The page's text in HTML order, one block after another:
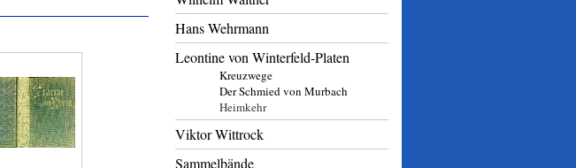
Hans Wehrmann
Leontine von Winterfeld-Platen
Kreuzwege
Der Schmied von Murbach
Heimkehr
Viktor Wittrock
Sammelbände